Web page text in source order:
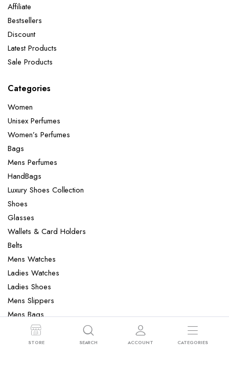
Affiliate
Bestsellers
Discount
Latest Products
Sale Products
Categories
Women
Unisex Perfumes
Women’s Perfumes
Bags
Mens Perfumes
HandBags
Luxury Shoes Collection
Shoes
Glasses
Wallets & Card Holders
Belts
Mens Watches
Ladies Watches
Ladies Shoes
Mens Slippers
Mens Bags
Laptop bag
STORE SEARCH ACCOUNT CATEGORIES